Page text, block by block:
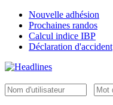
Nouvelle adhésion
Prochaines randos
Calcul indice IBP
Déclaration d'accident